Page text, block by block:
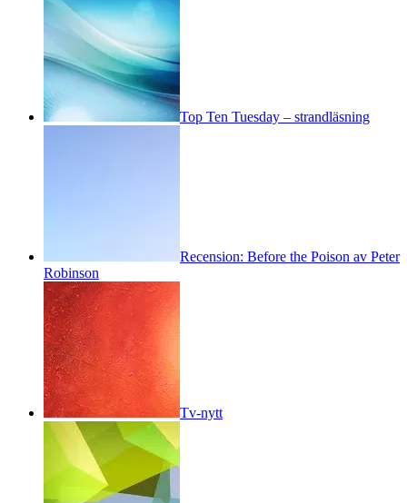
Top Ten Tuesday – strandläsning
Recension: Before the Poison av Peter
Robinson
Tv-nytt